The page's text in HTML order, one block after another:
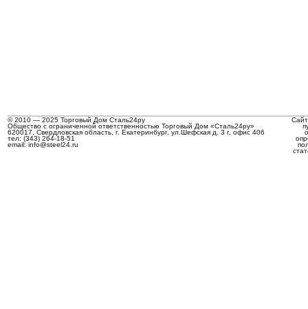
© 2010 — 2025 Торговый Дом Сталь24ру
Общество с ограниченной ответственностью Торговый Дом «Сталь24ру»
620017, Свердловская область, г. Екатеринбург, ул.Шефская д. 3 г, офис 406
тел: (343) 264-18-51
email: info@steel24.ru